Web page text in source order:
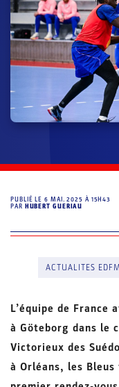
PUBLIÉ LE6 MAI. 2025 À 15H43
PAR HUBERT GUERIAU
ACTUALITES EDFM
L’équipe de France
à Göteborg dans le
Victorieux des
à Orléans, les